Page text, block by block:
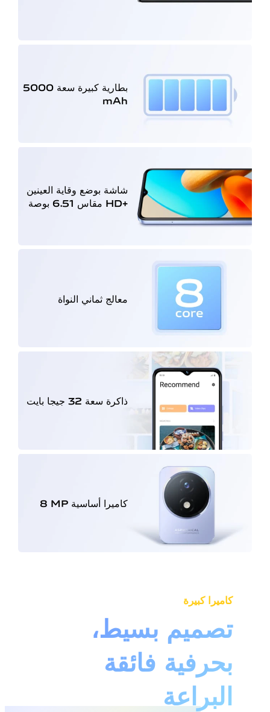
بطارية كبيرة سعة ‎5000
mAh‏
شاشة بوضع وقاية العينين
‎HD+‎ مقاس 6.51 بوصة
معالج ثماني النواة
ذاكرة سعة 32 جيجا بايت
كاميرا أساسية ‎8 MP‏
كاميرا كبيرة
تصميم بسيط،
بحرفية فائقة
البراعة